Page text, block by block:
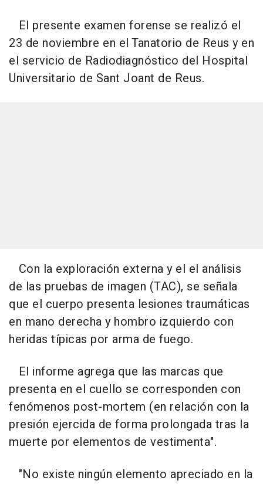
El presente examen forense se realizó el
23 de noviembre en el Tanatorio de Reus y en
el servicio de Radiodiagnóstico del Hospital
Universitario de Sant Joant de Reus.
Con la exploración externa y el el análisis
de las pruebas de imagen (TAC), se señala
que el cuerpo presenta lesiones traumáticas
en mano derecha y hombro izquierdo con
heridas típicas por arma de fuego.
El informe agrega que las marcas que
presenta en el cuello se corresponden con
fenómenos post-mortem (en relación con la
presión ejercida de forma prolongada tras la
muerte por elementos de vestimenta".
"No existe ningún elemento apreciado en la